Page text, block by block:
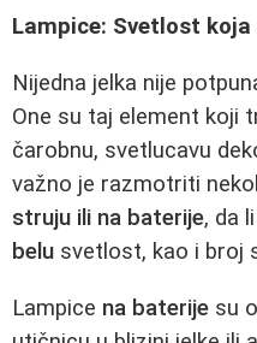
Lampice: Svetlost
Nijedna jelka nije
One su taj element koji
čarobnu, svetlucavu
važno je razmotriti
struju ili na baterije, da
belu svetlost, kao i broj
Lampice na baterije su